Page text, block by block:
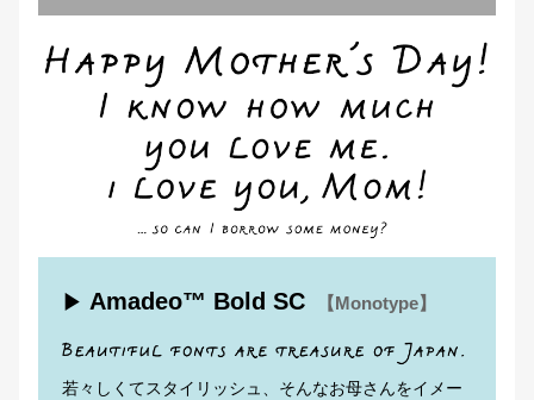
▶ Amadeo™ Bold SC 【Monotype】
若々しくてスタイリッシュ、そんなお母さんをイメー